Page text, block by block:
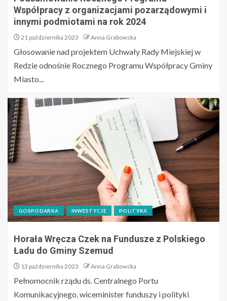
Współpracy z organizacjami pozarządowymi i
innymi podmiotami na rok 2024
21 października 2023 Anna Grabowska
Głosowanie nad projektem Uchwały Rady Miejskiej w
Redzie odnośnie Rocznego Programu Współpracy Gminy
Miasto...
GOSPODARKA INWESTYCJE POLITYKA
Horała Wręcza Czek na Fundusze z Polskiego
Ładu do Gminy Szemud
13 października 2023 Anna Grabowska
Pełnomocnik rządu ds. Centralnego Portu
Komunikacyjnego, wiceminister funduszy i polityki